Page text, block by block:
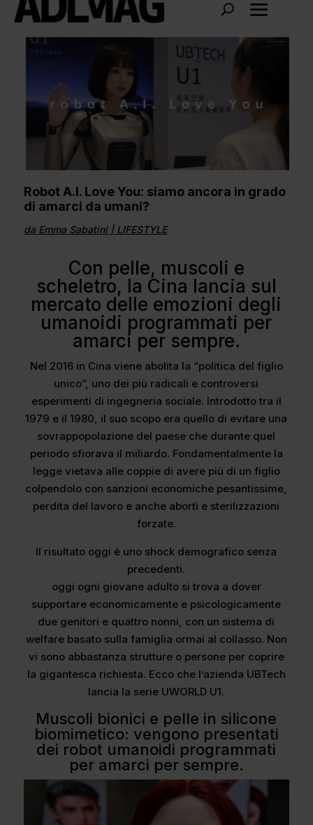
Robot A.I. Love You: siamo ancora in grado
di amarci da umani?
da Emma Sabatini| LIFESTYLE
Con pelle, muscoli e
scheletro, la Cina lancia sul
mercato delle emozioni degli
umanoidi programmati per
amarci per sempre.
Nel 2016 in Cina viene abolita la “politica del figlio
unico”, uno dei più radicali e controversi
esperimenti di ingegneria sociale. Introdotto tra il
1979 e il 1980, il suo scopo era quello di evitare una
sovrappopolazione del paese che durante quel
periodo sfiorava il miliardo. Fondamentalmente la
legge vietava alle coppie di avere più di un figlio
colpendolo con sanzioni economiche pesantissime,
perdita del lavoro e anche abortì e sterilizzazioni
forzate.
Il risultato oggi è uno shock demografico senza
precedenti.
oggi ogni giovane adulto si trova a dover
supportare economicamente e psicologicamente
due genitori e quattro nonni, con un sistema di
welfare basato sulla famiglia ormai al collasso. Non
vi sono abbastanza strutture o persone per coprire
la gigantesca richiesta. Ecco che l’azienda UBTech
lancia la serie UWORLD U1.
Muscoli bionici e pelle in silicone
biomimetico: vengono presentati
dei robot umanoidi programmati
per amarci per sempre.